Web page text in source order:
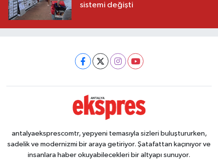
sistemi değişti
antalyaeksprescomtr, yepyeni temasıyla sizleri buluştururken,
sadelik ve modernizmi bir araya getiriyor. Şatafattan kaçınıyor ve
insanlara haber okuyabilecekleri bir altyapı sunuyor.